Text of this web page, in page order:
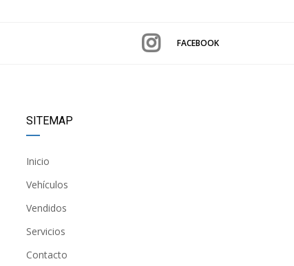
FACEBOOK
SITEMAP
Inicio
Vehículos
Vendidos
Servicios
Contacto